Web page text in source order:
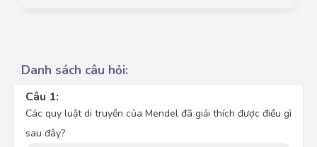
Danh sách câu hỏi:
Câu 1:
Các quy luật di truyền của Mendel đã giải thích được điều gì
sau đây?